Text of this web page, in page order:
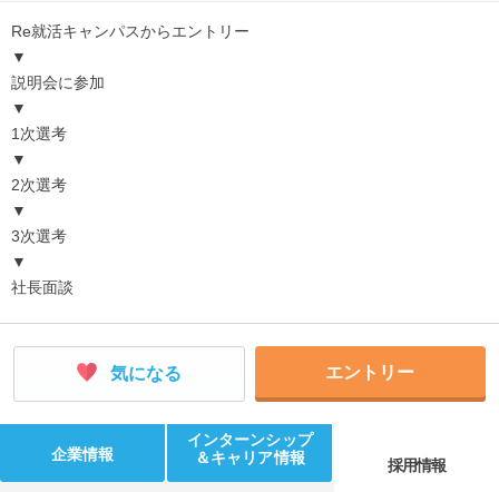
Re就活キャンパスからエントリー
▼
説明会に参加
▼
1次選考
▼
2次選考
▼
3次選考
▼
社長面談
気になる エントリー
企業情報
インターンシップ
＆キャリア情報
採用情報